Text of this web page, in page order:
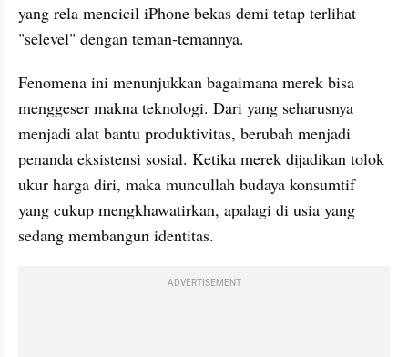
yang rela mencicil iPhone bekas demi tetap terlihat
"selevel" dengan teman-temannya.
Fenomena ini menunjukkan bagaimana merek bisa
menggeser makna teknologi. Dari yang seharusnya
menjadi alat bantu produktivitas, berubah menjadi
penanda eksistensi sosial. Ketika merek dijadikan tolok
ukur harga diri, maka muncullah budaya konsumtif
yang cukup mengkhawatirkan, apalagi di usia yang
sedang membangun identitas.
ADVERTISEMENT